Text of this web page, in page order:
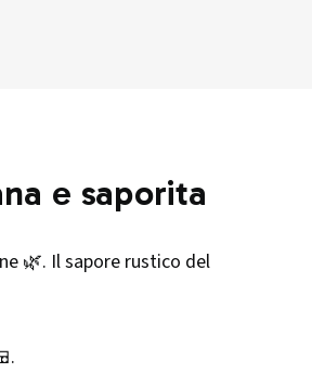
e saporita
🌿. Il sapore rustico del